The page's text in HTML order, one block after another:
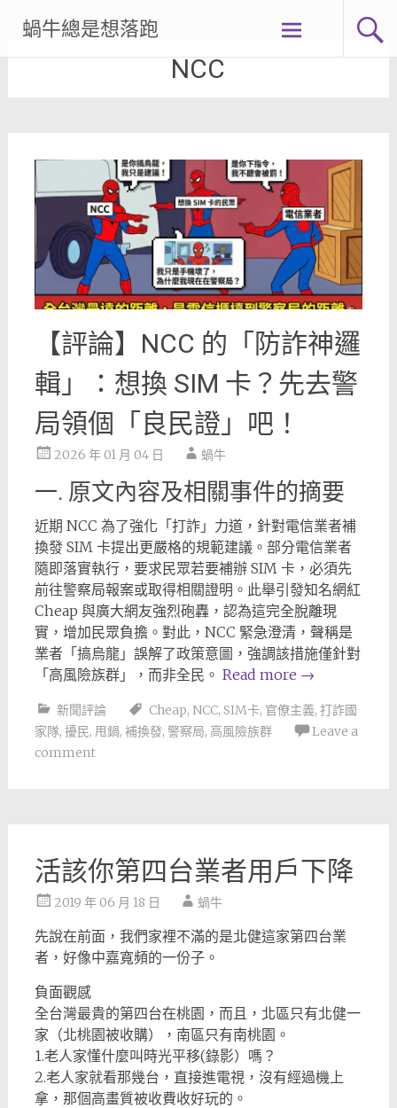
content
蝸牛總是想落跑
NCC
【評論】NCC 的「防詐神邏
輯」：想換 SIM 卡？先去警
局領個「良民證」吧！
2026 年 01 月 04 日 蝸牛
一. 原文內容及相關事件的摘要
近期 NCC 為了強化「打詐」力道，針對電信業者補
換發 SIM 卡提出更嚴格的規範建議。部分電信業者
隨即落實執行，要求民眾若要補辦 SIM 卡，必須先
前往警察局報案或取得相關證明。此舉引發知名網紅
Cheap 與廣大網友強烈砲轟，認為這完全脫離現
實，增加民眾負擔。對此，NCC 緊急澄清，聲稱是
業者「搞烏龍」誤解了政策意圖，強調該措施僅針對
「高風險族群」，而非全民。 Read more →
新聞評論 Cheap, NCC, SIM卡, 官僚主義, 打詐國
家隊, 擾民, 甩鍋, 補換發, 警察局, 高風險族群
Leave a
comment
活該你第四台業者用戶下降
2019 年 06 月 18 日 蝸牛
先說在前面，我們家裡不滿的是北健這家第四台業
者，好像中嘉寬頻的一份子。
負面觀感
全台灣最貴的第四台在桃園，而且，北區只有北健一
家（北桃園被收購），南區只有南桃園。
1.老人家懂什麼叫時光平移(錄影）嗎？
2.老人家就看那幾台，直接進電視，沒有經過機上
拿，那個高畫質被收費收好玩的。